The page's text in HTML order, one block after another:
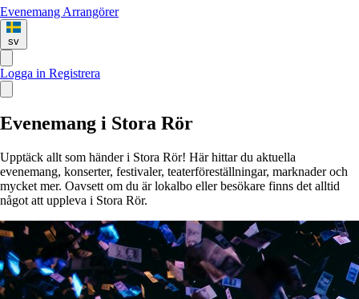
Evenemang Arrangörer
sv
Logga in Registrera
Evenemang i Stora Rör
Upptäck allt som händer i Stora Rör! Här hittar du aktuella
evenemang, konserter, festivaler, teaterföreställningar, marknader och
mycket mer. Oavsett om du är lokalbo eller besökare finns det alltid
något att uppleva i Stora Rör.